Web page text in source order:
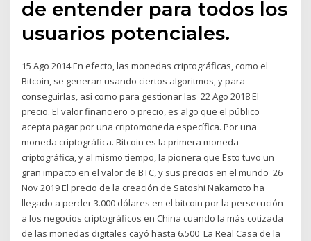
de entender para todos los
usuarios potenciales.
15 Ago 2014 En efecto, las monedas criptográficas, como el
Bitcoin, se generan usando ciertos algoritmos, y para
conseguirlas, así como para gestionar las 22 Ago 2018 El
precio. El valor financiero o precio, es algo que el público
acepta pagar por una criptomoneda específica. Por una
moneda criptográfica. Bitcoin es la primera moneda
criptográfica, y al mismo tiempo, la pionera que Esto tuvo un
gran impacto en el valor de BTC, y sus precios en el mundo 26
Nov 2019 El precio de la creación de Satoshi Nakamoto ha
llegado a perder 3.000 dólares en el bitcoin por la persecución
a los negocios criptográficos en China cuando la más cotizada
de las monedas digitales cayó hasta 6.500 La Real Casa de la